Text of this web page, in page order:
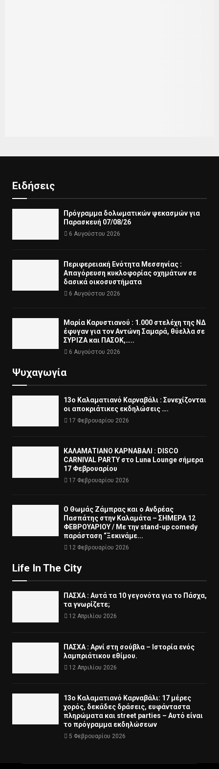
Ειδήσεις
Πρόγραμμα δολωματικών ψεκασμών για
Παρασκευή 07/08/26
6 Αυγούστου 2026
Περιφερειακή Ενότητα Μεσσηνίας :
Απαγόρευση κυκλοφορίας οχημάτων σε
δασικά οικοσυστήματα
6 Αυγούστου 2026
Μαρία Καρυστιανού : 1.000 στελέχη της ΝΔ
έφυγαν για τον Αντώνη Σαμαρά, θύελλα σε
ΣΥΡΙΖΑ και ΠΑΣΟΚ,…..
6 Αυγούστου 2026
Ψυχαγωγία
13ο Καλαματιανό Καρναβάλι : Συνεχίζονται
οι αποκριάτικες εκδηλώσεις ….
17 Φεβρουαρίου 2026
ΚΑΛΑΜΑΤΙΑΝΟ ΚΑΡΝΑΒΑΛΙ : DISCO
CARNIVAL PARTY στο Luna Lounge σήμερα
17 Φεβρουαρίου
17 Φεβρουαρίου 2026
Ο Θωμάς Ζάμπρας και ο Ανδρέας
Πασπάτης στην Καλαμάτα – ΣΗΜΕΡΑ 12
ΦΕΒΡΟΥΑΡΙΟΥ / Με την stand-up comedy
παράσταση “Ξεκινάμε...
12 Φεβρουαρίου 2026
Life In The City
ΠΑΣΧΑ : Αυτά τα 10 γεγονότα για το Πάσχα,
τα γνωρίζετε;
12 Απριλίου 2026
ΠΑΣΧΑ : Αρνί στη σούβλα – Ιστορία ενός
λαμπριάτικου εθίμου.
12 Απριλίου 2026
13ο Καλαματιανό Καρναβάλι: 17 μέρες
χορός, δεκάδες δράσεις, ευφάνταστα
πληρώματα και street parties – Αυτό είναι
το πρόγραμμα εκδηλώσεων
5 Φεβρουαρίου 2026